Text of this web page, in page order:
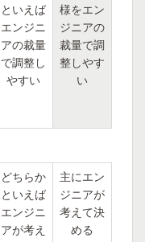
といえば
エンジニ
アの裁量
で調整し
やすい
様をエン
ジニアの
裁量で調
整しやす
い
どちらか
といえば
エンジニ
アが考え
主にエン
ジニアが
考えて決
める